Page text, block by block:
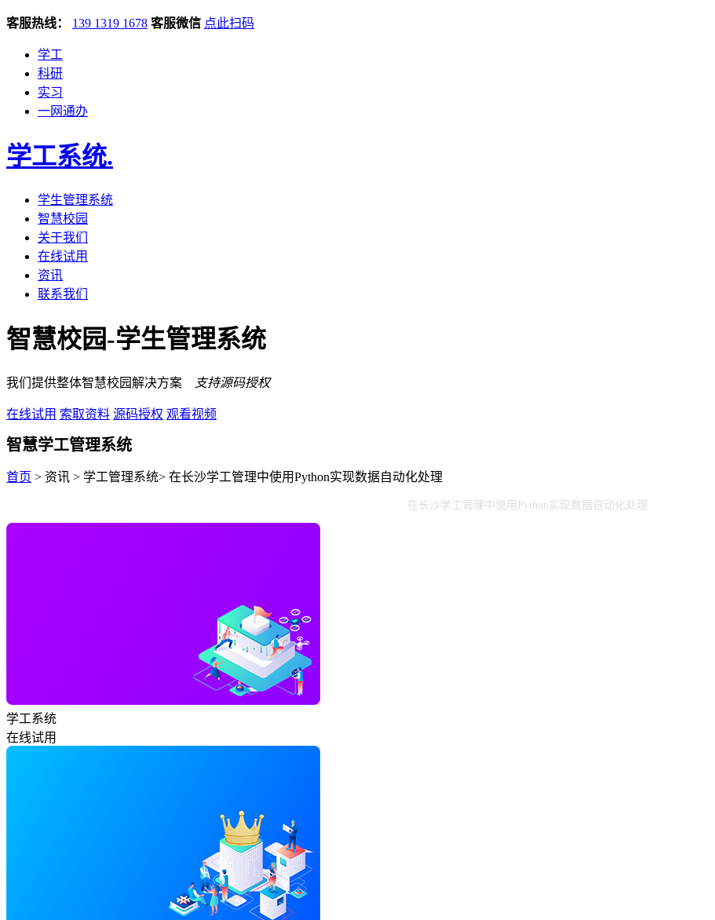
客服热线： 139 1319 1678 客服微信 点此扫码
学工
科研
实习
一网通办
学工系统.
学生管理系统
智慧校园
关于我们
在线试用
资讯
联系我们
智慧校园-学生管理系统
我们提供整体智慧校园解决方案 支持源码授权
在线试用 索取资料 源码授权 观看视频
智慧学工管理系统
首页 > 资讯 > 学工管理系统> 在长沙学工管理中使用Python实现数据自动化处理
在长沙学工管理中使用Python实现数据自动化处理
学工系统
在线试用